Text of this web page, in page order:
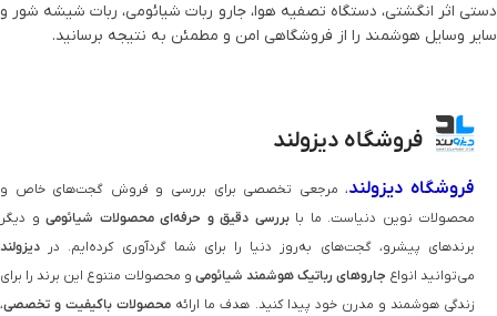
دستی اثر انگشتی، دستگاه تصفیه هوا، جارو ربات شیائومی، ربات شیشه شور و
سایر وسایل هوشمند را از فروشگاهی امن و مطمئن به نتیجه برسانید.
فروشگاه دیزولند
فروشگاه دیزولند، مرجعی تخصصی برای بررسی و فروش گجت‌های خاص و
محصولات نوین دنیاست. ما بابررسی دقیق و حرفه‌ای محصولات شیائومی و دیگر
برندهای پیشرو، گجت‌های به‌روز دنیا را برای شما گردآوری کرده‌ایم. در دیزولند
می‌توانید انواع جاروهای رباتیک هوشمند شیائومی و محصولات متنوع این برند را برای
زندگی هوشمند و مدرن خود پیدا کنید. هدف ما ارائه محصولات باکیفیت و تخصصی،